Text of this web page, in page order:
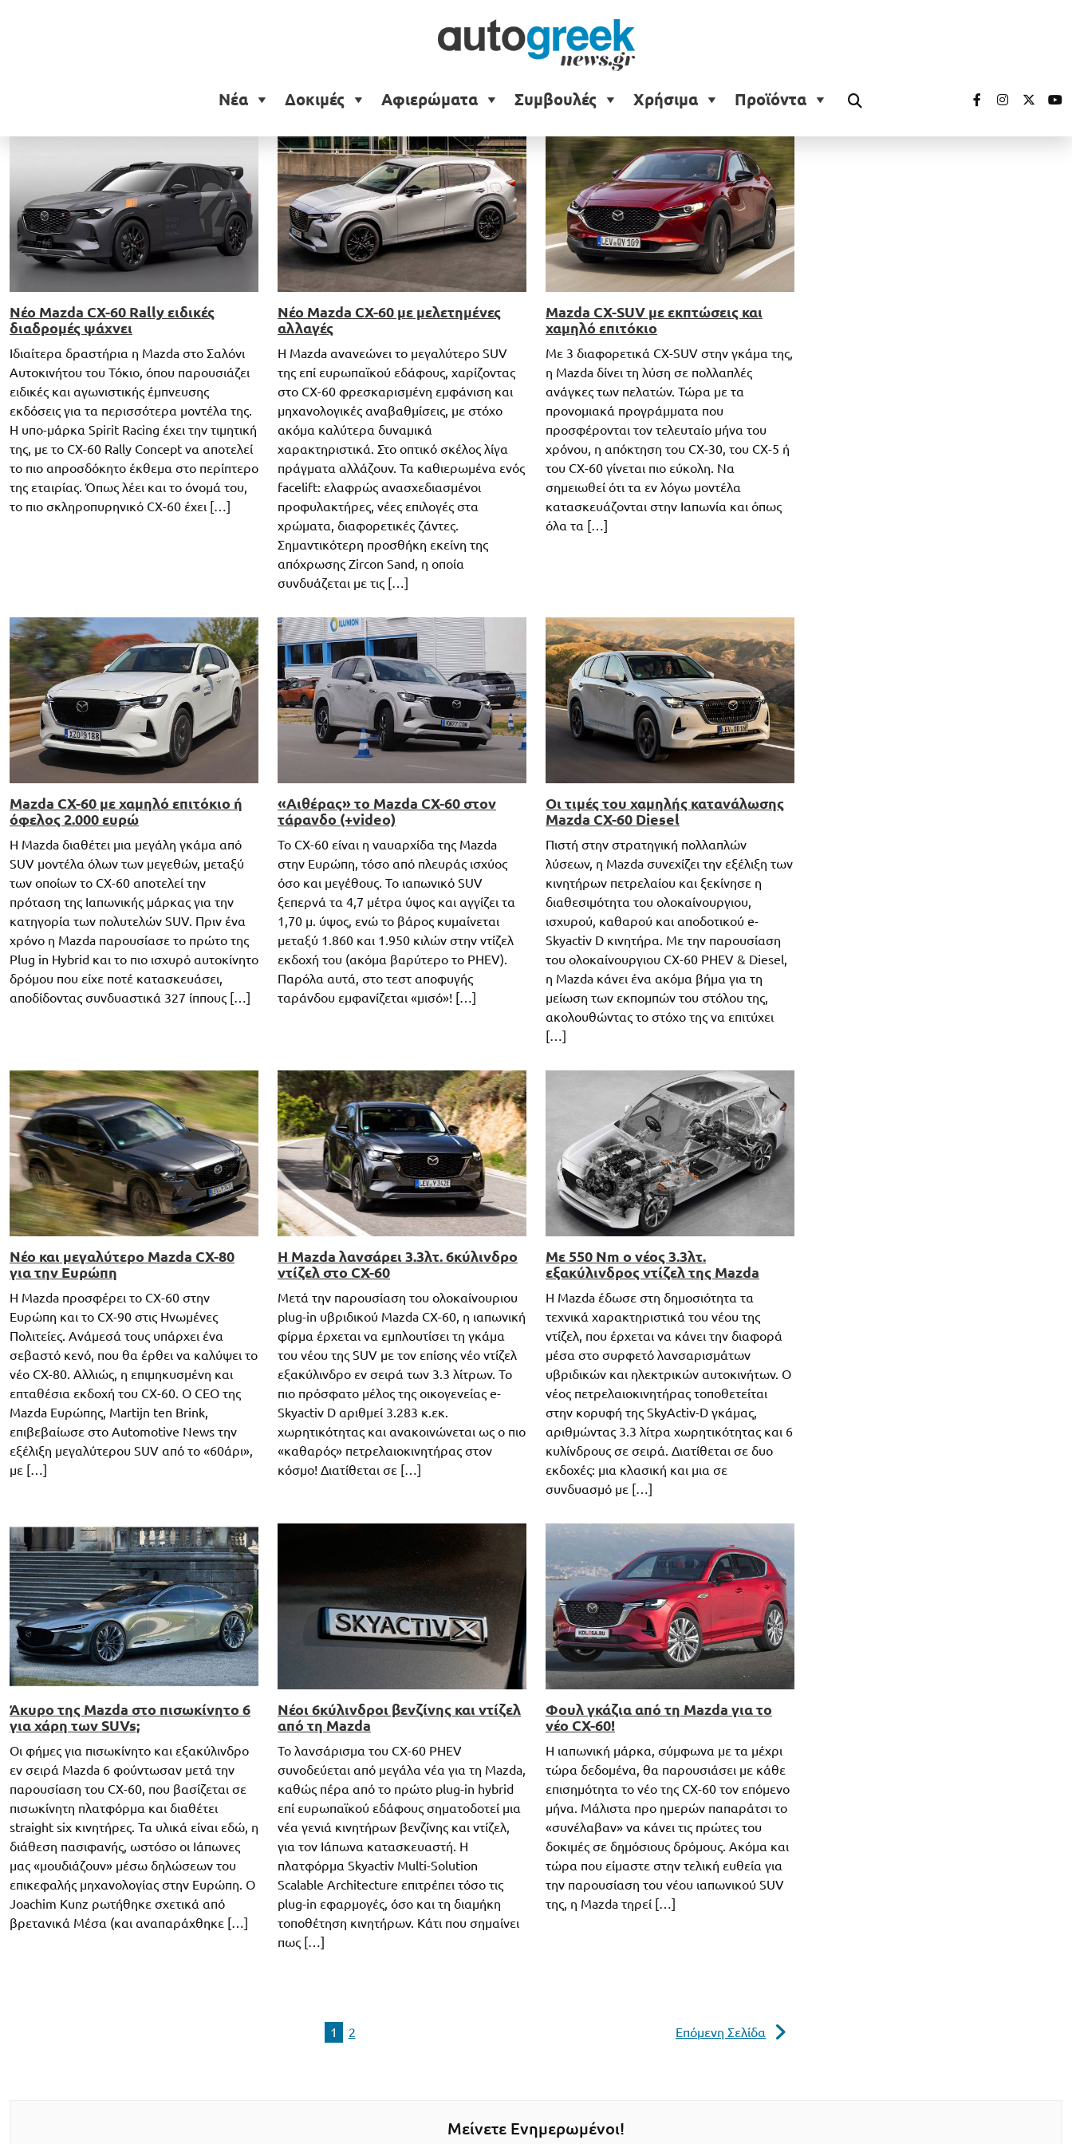
Νέα Δοκιμές Αφιερώματα Συμβουλές Χρήσιμα Προϊόντα
Mazda CX-60
Νέο Mazda CX-60 Rally ειδικές
διαδρομές ψάχνει
Ιδιαίτερα δραστήρια η Mazda στο Σαλόνι
Αυτοκινήτου του Τόκιο, όπου παρουσιάζει
ειδικές και αγωνιστικής έμπνευσης
εκδόσεις για τα περισσότερα μοντέλα της.
H υπο-μάρκα Spirit Racing έχει την τιμητική
της, με το CX-60 Rally Concept να αποτελεί
το πιο απροσδόκητο έκθεμα στο περίπτερο
της εταιρίας. Όπως λέει και το όνομά του,
το πιο σκληροπυρηνικό CX-60 έχει […]
Νέο Mazda CX-60 με μελετημένες
αλλαγές
H Mazda ανανεώνει το μεγαλύτερο SUV
της επί ευρωπαϊκού εδάφους, χαρίζοντας
στο CX-60 φρεσκαρισμένη εμφάνιση και
μηχανολογικές αναβαθμίσεις, με στόχο
ακόμα καλύτερα δυναμικά
χαρακτηριστικά. Στο οπτικό σκέλος λίγα
πράγματα αλλάζουν. Τα καθιερωμένα ενός
facelift: ελαφρώς ανασχεδιασμένοι
προφυλακτήρες, νέες επιλογές στα
χρώματα, διαφορετικές ζάντες.
Σημαντικότερη προσθήκη εκείνη της
απόχρωσης Zircon Sand, η οποία
συνδυάζεται με τις […]
Mazda CX-SUV με εκπτώσεις και
χαμηλό επιτόκιο
Με 3 διαφορετικά CX-SUV στην γκάμα της,
η Mazda δίνει τη λύση σε πολλαπλές
ανάγκες των πελατών. Τώρα με τα
προνομιακά προγράμματα που
προσφέρονται τον τελευταίο μήνα του
χρόνου, η απόκτηση του CX-30, του CX-5 ή
του CX-60 γίνεται πιο εύκολη. Να
σημειωθεί ότι τα εν λόγω μοντέλα
κατασκευάζονται στην Ιαπωνία και όπως
όλα τα […]
Mazda CX-60 με χαμηλό επιτόκιο ή
όφελος 2.000 ευρώ
Η Mazda διαθέτει μια μεγάλη γκάμα από
SUV μοντέλα όλων των μεγεθών, μεταξύ
των οποίων το CX-60 αποτελεί την
πρόταση της Ιαπωνικής μάρκας για την
κατηγορία των πολυτελών SUV. Πριν ένα
χρόνο η Mazda παρουσίασε το πρώτο της
Plug in Hybrid και το πιο ισχυρό αυτοκίνητο
δρόμου που είχε ποτέ κατασκευάσει,
αποδίδοντας συνδυαστικά 327 ίππους […]
«Αιθέρας» το Mazda CX-60 στον
τάρανδο (+video)
Το CX-60 είναι η ναυαρχίδα της Mazda
στην Ευρώπη, τόσο από πλευράς ισχύος
όσο και μεγέθους. Το ιαπωνικό SUV
ξεπερνά τα 4,7 μέτρα ύψος και αγγίζει τα
1,70 μ. ύψος, ενώ το βάρος κυμαίνεται
μεταξύ 1.860 και 1.950 κιλών στην ντίζελ
εκδοχή του (ακόμα βαρύτερο το PHEV).
Παρόλα αυτά, στο τεστ αποφυγής
ταράνδου εμφανίζεται «μισό»! […]
Oι τιμές του χαμηλής κατανάλωσης
Mazda CX-60 Diesel
Πιστή στην στρατηγική πολλαπλών
λύσεων, η Mazda συνεχίζει την εξέλιξη των
κινητήρων πετρελαίου και ξεκίνησε η
διαθεσιμότητα του ολοκαίνουργιου,
ισχυρού, καθαρού και αποδοτικού e-
Skyactiv D κινητήρα. Με την παρουσίαση
του ολοκαίνουργιου CX-60 PHEV & Diesel,
η Mazda κάνει ένα ακόμα βήμα για τη
μείωση των εκπομπών του στόλου της,
ακολουθώντας το στόχο της να επιτύχει
[…]
Νέο και μεγαλύτερο Mazda CX-80
για την Ευρώπη
Η Mazda προσφέρει το CX-60 στην
Ευρώπη και το CX-90 στις Ηνωμένες
Πολιτείες. Ανάμεσά τους υπάρχει ένα
σεβαστό κενό, που θα έρθει να καλύψει το
νέο CX-80. Αλλιώς, η επιμηκυσμένη και
επταθέσια εκδοχή του CX-60. Ο CEO της
Mazda Ευρώπης, Martijn ten Brink,
επιβεβαίωσε στο Automotive News την
εξέλιξη μεγαλύτερου SUV από το «60άρι»,
με […]
Η Mazda λανσάρει 3.3λτ. 6κύλινδρο
ντίζελ στο CX-60
Μετά την παρουσίαση του ολοκαίνουριου
plug-in υβριδικού Mazda CX-60, η ιαπωνική
φίρμα έρχεται να εμπλουτίσει τη γκάμα
του νέου της SUV με τον επίσης νέο ντίζελ
εξακύλινδρο εν σειρά των 3.3 λίτρων. Το
πιο πρόσφατο μέλος της οικογενείας e-
Skyactiv D αριθμεί 3.283 κ.εκ.
χωρητικότητας και ανακοινώνεται ως ο πιο
«καθαρός» πετρελαιοκινητήρας στον
κόσμο! Διατίθεται σε […]
Με 550 Nm ο νέος 3.3λτ.
εξακύλινδρος ντίζελ της Mazda
Η Mazda έδωσε στη δημοσιότητα τα
τεχνικά χαρακτηριστικά του νέου της
ντίζελ, που έρχεται να κάνει την διαφορά
μέσα στο συρφετό λανσαρισμάτων
υβριδικών και ηλεκτρικών αυτοκινήτων. Ο
νέος πετρελαιοκινητήρας τοποθετείται
στην κορυφή της SkyActiv-D γκάμας,
αριθμώντας 3.3 λίτρα χωρητικότητας και 6
κυλίνδρους σε σειρά. Διατίθεται σε δυο
εκδοχές: μια κλασική και μια σε
συνδυασμό με […]
Άκυρο της Mazda στο πισωκίνητο 6
για χάρη των SUVs;
Οι φήμες για πισωκίνητο και εξακύλινδρο
εν σειρά Mazda 6 φούντωσαν μετά την
παρουσίαση του CX-60, που βασίζεται σε
πισωκίνητη πλατφόρμα και διαθέτει
straight six κινητήρες. Τα υλικά είναι εδώ, η
διάθεση πασιφανής, ωστόσο οι Ιάπωνες
μας «μουδιάζουν» μέσω δηλώσεων του
επικεφαλής μηχανολογίας στην Ευρώπη. Ο
Joachim Kunz ρωτήθηκε σχετικά από
βρετανικά Μέσα (και αναπαράχθηκε […]
Νέοι 6κύλινδροι βενζίνης και ντίζελ
από τη Mazda
Το λανσάρισμα του CX-60 PHEV
συνοδεύεται από μεγάλα νέα για τη Mazda,
καθώς πέρα από το πρώτο plug-in hybrid
επί ευρωπαϊκού εδάφους σηματοδοτεί μια
νέα γενιά κινητήρων βενζίνης και ντίζελ,
για τον Ιάπωνα κατασκευαστή. Η
πλατφόρμα Skyactiv Multi-Solution
Scalable Architecture επιτρέπει τόσο τις
plug-in εφαρμογές, όσο και τη διαμήκη
τοποθέτηση κινητήρων. Κάτι που σημαίνει
πως […]
Φουλ γκάζια από τη Mazda για το
νέο CX-60!
H ιαπωνική μάρκα, σύμφωνα με τα μέχρι
τώρα δεδομένα, θα παρουσιάσει με κάθε
επισημότητα το νέο της CX-60 τον επόμενο
μήνα. Μάλιστα προ ημερών παπαράτσι το
«συνέλαβαν» να κάνει τις πρώτες του
δοκιμές σε δημόσιους δρόμους. Ακόμα και
τώρα που είμαστε στην τελική ευθεία για
την παρουσίαση του νέου ιαπωνικού SUV
της, η Mazda τηρεί […]
1 2 Επόμενη Σελίδα
Μείνετε Ενημερωμένοι!